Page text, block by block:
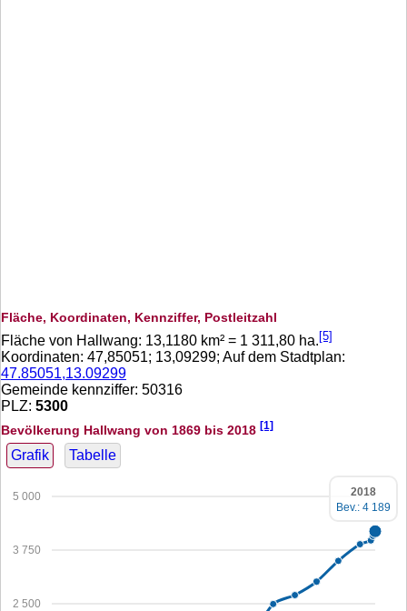
Fläche, Koordinaten, Kennziffer, Postleitzahl
Fläche von Hallwang: 13,1180 km² = 1 311,80 ha. [5]
Koordinaten: 47,85051; 13,09299; Auf dem Stadtplan:
47.85051,13.09299
Gemeinde kennziffer: 50316
PLZ: 5300
Bevölkerung Hallwang von 1869 bis 2018 [1]
Grafik Tabelle
2 500
3 750
5 000
2018
Bev.: 4 189